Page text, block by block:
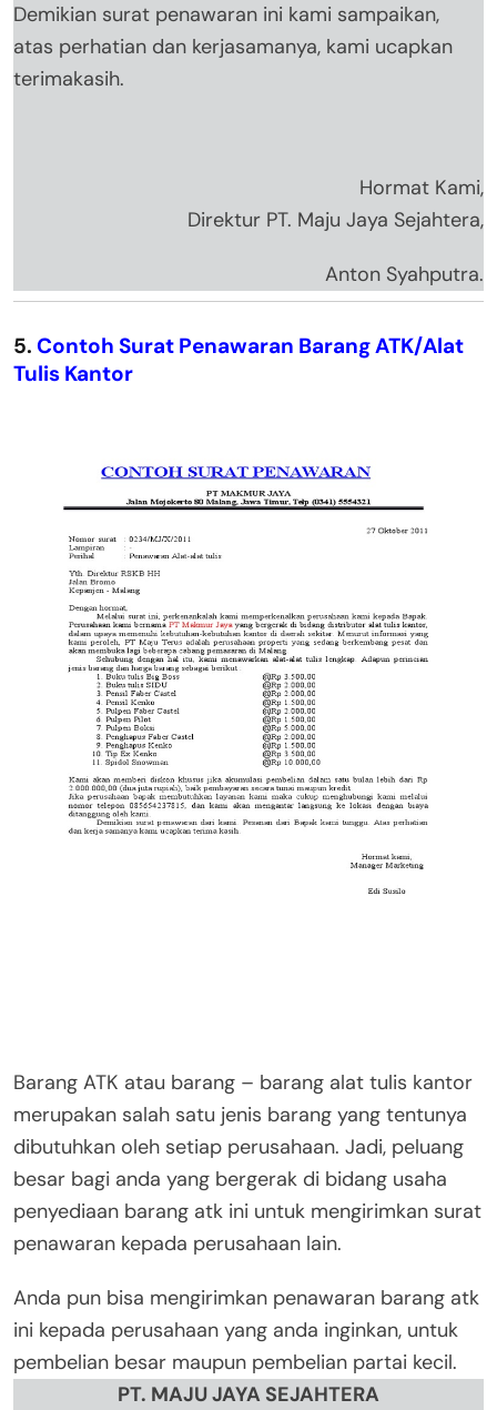
Demikian surat penawaran ini kami sampaikan,
atas perhatian dan kerjasamanya, kami ucapkan
terimakasih.
Hormat Kami,
Direktur PT. Maju Jaya Sejahtera,
Anton Syahputra.
5. Contoh Surat Penawaran Barang ATK/Alat
Tulis Kantor
Barang ATK atau barang – barang alat tulis kantor
merupakan salah satu jenis barang yang tentunya
dibutuhkan oleh setiap perusahaan. Jadi, peluang
besar bagi anda yang bergerak di bidang usaha
penyediaan barang atk ini untuk mengirimkan surat
penawaran kepada perusahaan lain.
Anda pun bisa mengirimkan penawaran barang atk
ini kepada perusahaan yang anda inginkan, untuk
pembelian besar maupun pembelian partai kecil.
PT. MAJU JAYA SEJAHTERA